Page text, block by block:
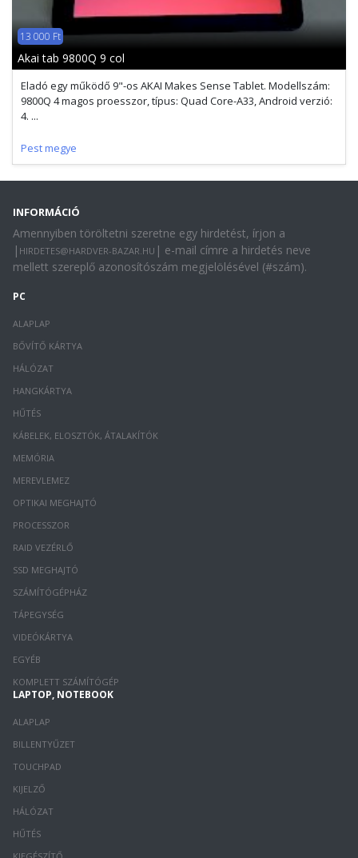
13 000 Ft
Akai tab 9800Q 9 col
Eladó egy működő 9"-os AKAI Makes Sense Tablet. Modellszám:
9800Q 4 magos proesszor, típus: Quad Core-A33, Android verzió:
4. ...
Pest megye
INFORMÁCIÓ
Amennyiben töröltetni szeretne egy hirdetést, írjon a
| HIRDETES@HARDVER-BAZAR.HU | e-mail címre a hirdetés neve
mellett szereplő azonosítószám megjelölésével (#szám).
PC
ALAPLAP
BŐVÍTŐ KÁRTYA
HÁLÓZAT
HANGKÁRTYA
HŰTÉS
KÁBELEK, ELOSZTÓK, ÁTALAKÍTÓK
MEMÓRIA
MEREVLEMEZ
OPTIKAI MEGHAJTÓ
PROCESSZOR
RAID VEZÉRLŐ
SSD MEGHAJTÓ
SZÁMÍTÓGÉPHÁZ
TÁPEGYSÉG
VIDEÓKÁRTYA
EGYÉB
KOMPLETT SZÁMÍTÓGÉP
LAPTOP, NOTEBOOK
ALAPLAP
BILLENTYŰZET
TOUCHPAD
KIJELZŐ
HÁLÓZAT
HŰTÉS